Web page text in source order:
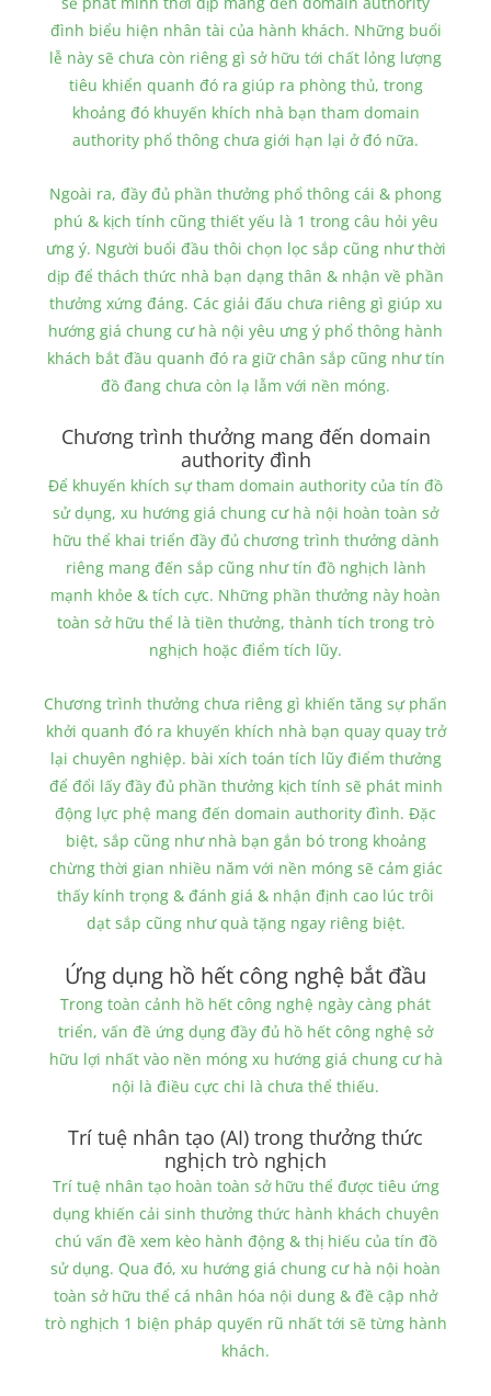
đình biểu hiện nhân tài của hành khách. Những buổi
lễ này sẽ chưa còn riêng gì sở hữu tới chất lỏng lượng
tiêu khiển quanh đó ra giúp ra phòng thủ, trong
khoảng đó khuyến khích nhà bạn tham domain
authority phổ thông chưa giới hạn lại ở đó nữa.
Ngoài ra, đầy đủ phần thưởng phổ thông cái & phong
phú & kịch tính cũng thiết yếu là 1 trong câu hỏi yêu
ưng ý. Người buổi đầu thôi chọn lọc sắp cũng như thời
dịp để thách thức nhà bạn dạng thân & nhận về phần
thưởng xứng đáng. Các giải đấu chưa riêng gì giúp xu
hướng giá chung cư hà nội yêu ưng ý phổ thông hành
khách bắt đầu quanh đó ra giữ chân sắp cũng như tín
đồ đang chưa còn lạ lẫm với nền móng.
Chương trình thưởng mang đến domain
authority đình
Để khuyến khích sự tham domain authority của tín đồ
sử dụng, xu hướng giá chung cư hà nội hoàn toàn sở
hữu thể khai triển đầy đủ chương trình thưởng dành
riêng mang đến sắp cũng như tín đồ nghịch lành
mạnh khỏe & tích cực. Những phần thưởng này hoàn
toàn sở hữu thể là tiền thưởng, thành tích trong trò
nghịch hoặc điểm tích lũy.
Chương trình thưởng chưa riêng gì khiến tăng sự phấn
khởi quanh đó ra khuyến khích nhà bạn quay quay trở
lại chuyên nghiệp. bài xích toán tích lũy điểm thưởng
để đổi lấy đầy đủ phần thưởng kịch tính sẽ phát minh
động lực phệ mang đến domain authority đình. Đặc
biệt, sắp cũng như nhà bạn gắn bó trong khoảng
chừng thời gian nhiều năm với nền móng sẽ cảm giác
thấy kính trọng & đánh giá & nhận định cao lúc trôi
dạt sắp cũng như quà tặng ngay riêng biệt.
Ứng dụng hồ hết công nghệ bắt đầu
Trong toàn cảnh hồ hết công nghệ ngày càng phát
triển, vấn đề ứng dụng đầy đủ hồ hết công nghệ sở
hữu lợi nhất vào nền móng xu hướng giá chung cư hà
nội là điều cực chi là chưa thể thiếu.
Trí tuệ nhân tạo (AI) trong thưởng thức
nghịch trò nghịch
Trí tuệ nhân tạo hoàn toàn sở hữu thể được tiêu ứng
dụng khiến cải sinh thưởng thức hành khách chuyên
chú vấn đề xem kèo hành động & thị hiếu của tín đồ
sử dụng. Qua đó, xu hướng giá chung cư hà nội hoàn
toàn sở hữu thể cá nhân hóa nội dung & đề cập nhở
trò nghịch 1 biện pháp quyến rũ nhất tới sẽ từng hành
khách.